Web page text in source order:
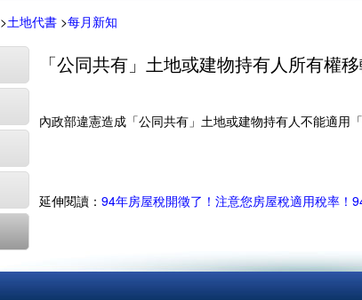
>土地代書 >每月新知
「公同共有」土地或建物持有人所有權
內政部違憲造成「公同共有」土地或建物持有人不能適用
延伸閱讀： 94年房屋稅開徵了！注意您房屋稅適用稅率！